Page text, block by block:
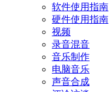
软件使用指南
硬件使用指南
视频
录音混音
音乐制作
电脑音乐
声音合成